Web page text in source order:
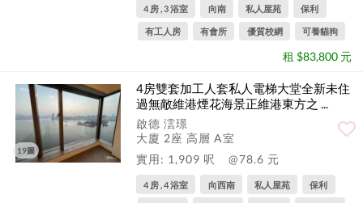
4 房 , 3 浴室 向南 私人屋苑 保利
有工人房 有會所 優質校網 可養貓狗
租 $83,800 元
19圖
4房雙套加工人套私人電梯大堂全新未住
過無敵維港煙花海景正維港東方之 ...
啟德 澐璟
大廈 2座 高層 A室
實用: 1,909 呎
@78.6 元
4 房 , 4 浴室 向西南 私人屋苑 保利